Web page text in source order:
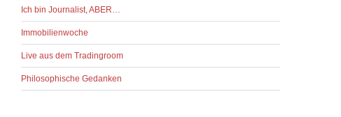
Ich bin Journalist, ABER…
Immobilienwoche
Live aus dem Tradingroom
Philosophische Gedanken